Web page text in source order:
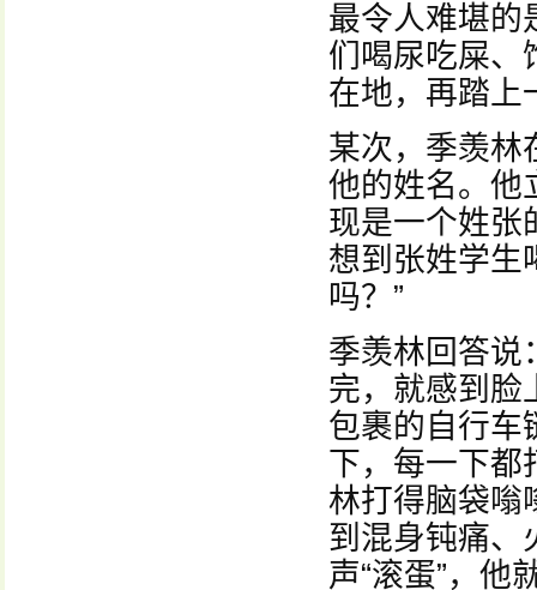
最令人难堪的
们喝尿吃屎、
在地，再踏上
某次，季羡林
他的姓名。他
现是一个姓张
想到张姓学生
吗？”
季羡林回答说
完，就感到脸
包裹的自行车
下，每一下都
林打得脑袋嗡
到混身钝痛、
声“滚蛋”，他